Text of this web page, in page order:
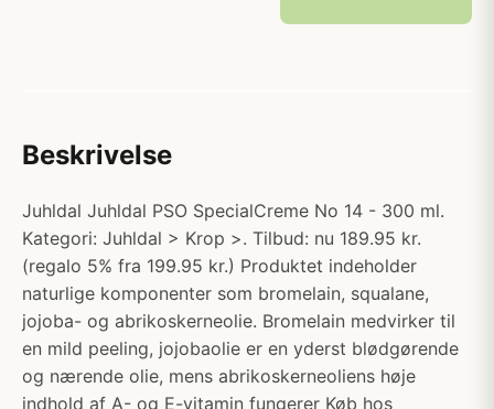
Beskrivelse
Juhldal Juhldal PSO SpecialCreme No 14 - 300 ml.
Kategori: Juhldal > Krop >. Tilbud: nu 189.95 kr.
(regalo 5% fra 199.95 kr.) Produktet indeholder
naturlige komponenter som bromelain, squalane,
jojoba- og abrikoskerneolie. Bromelain medvirker til
en mild peeling, jojobaolie er en yderst blødgørende
og nærende olie, mens abrikoskerneoliens høje
indhold af A- og E-vitamin fungerer Køb hos